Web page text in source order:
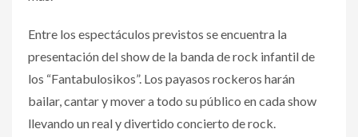
Entre los espectáculos previstos se encuentra la
presentación del show de la banda de rock infantil de
los “Fantabulosikos”. Los payasos rockeros harán
bailar, cantar y mover a todo su público en cada show
llevando un real y divertido concierto de rock.